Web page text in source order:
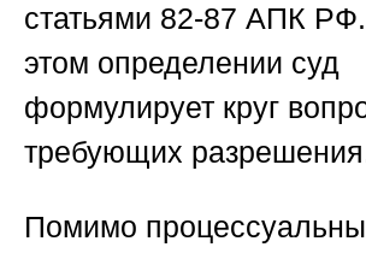
статьями 82-87 АПК
этом определении суд
формулирует круг
требующих
Помимо